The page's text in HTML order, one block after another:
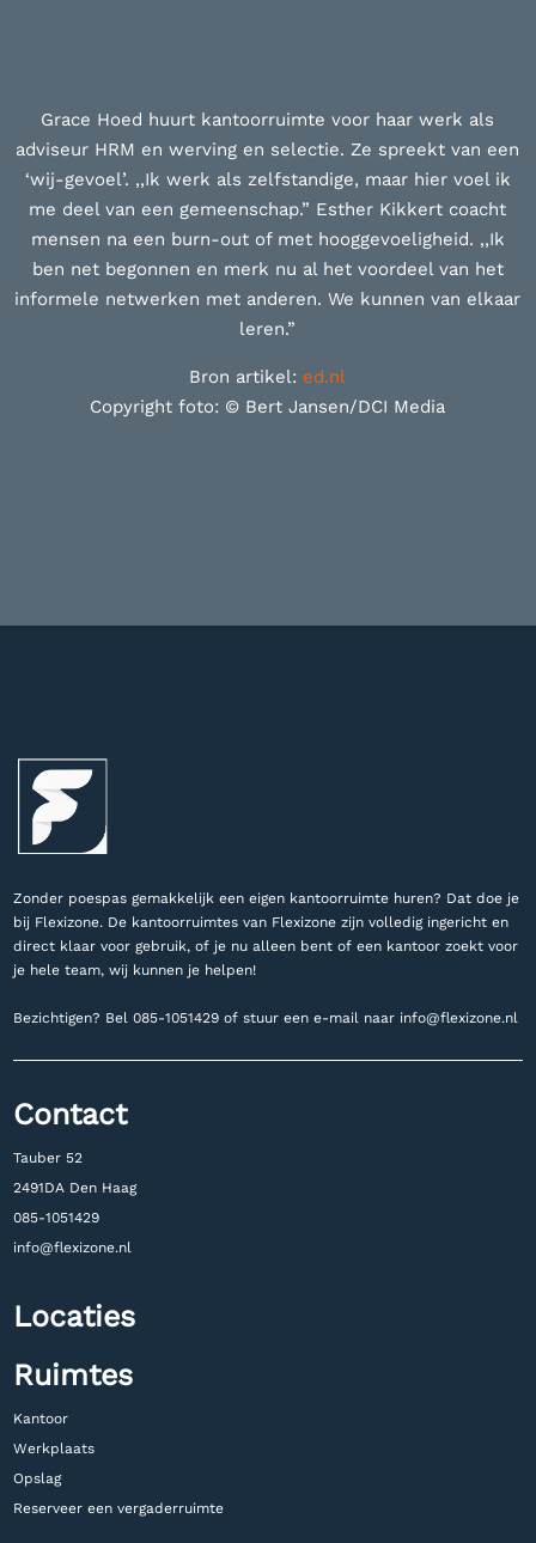
Grace Hoed huurt kantoorruimte voor haar werk als
adviseur HRM en werving en selectie. Ze spreekt van een
‘wij-gevoel’. ,,Ik werk als zelfstandige, maar hier voel ik
me deel van een gemeenschap.” Esther Kikkert coacht
mensen na een burn-out of met hooggevoeligheid. ,,Ik
ben net begonnen en merk nu al het voordeel van het
informele netwerken met anderen. We kunnen van elkaar
leren.”
Bron artikel: ed.nl
Copyright foto: © Bert Jansen/DCI Media
Zonder poespas gemakkelijk een eigen kantoorruimte huren? Dat doe je
bij Flexizone. De kantoorruimtes van Flexizone zijn volledig ingericht en
direct klaar voor gebruik, of je nu alleen bent of een kantoor zoekt voor
je hele team, wij kunnen je helpen!
Bezichtigen? Bel085-1051429 of stuur een e-mail naar info@flexizone.nl
Contact
Tauber 52
2491DA Den Haag
085-1051429
info@flexizone.nl
Locaties
Ruimtes
Kantoor
Werkplaats
Opslag
Reserveer een vergaderruimte